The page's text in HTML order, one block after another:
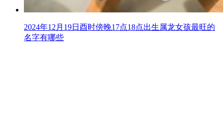
2024年12月19日酉时傍晚17点18点出生属龙女孩最旺的
名字有哪些